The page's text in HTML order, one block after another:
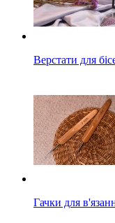
Верстати для
Гачки для